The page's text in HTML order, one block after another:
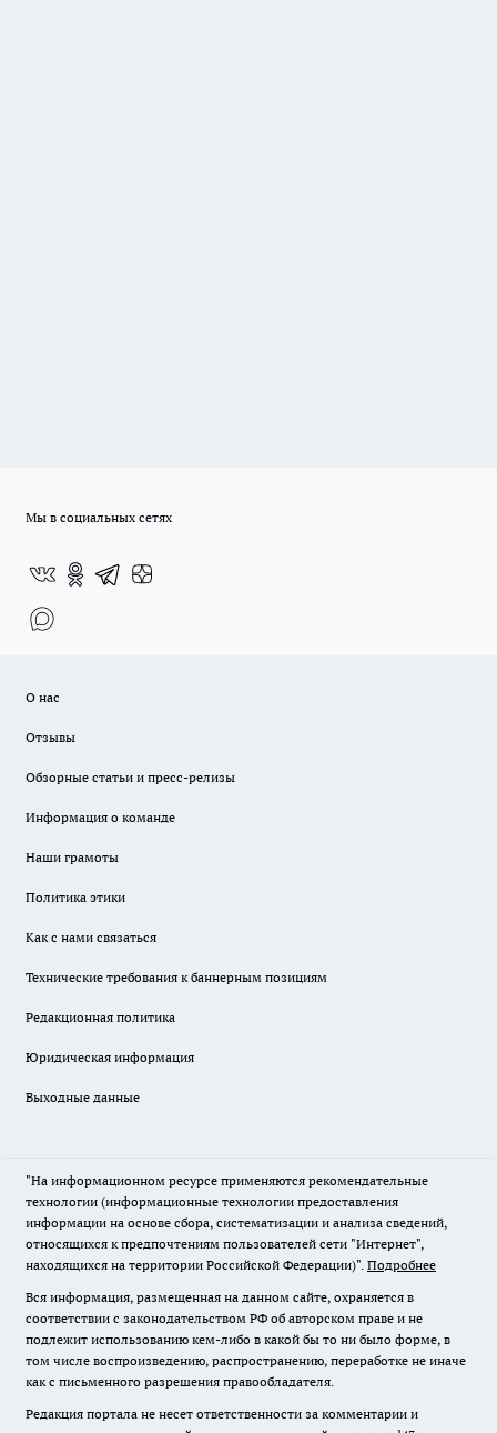
Мы в социальных сетях
О нас
Отзывы
Обзорные статьи и пресс-релизы
Информация о команде
Наши грамоты
Политика этики
Как с нами связаться
Технические требования к баннерным позициям
Редакционная политика
Юридическая информация
Выходные данные
"На информационном ресурсе применяются рекомендательные
технологии (информационные технологии предоставления
информации на основе сбора, систематизации и анализа сведений,
относящихся к предпочтениям пользователей сети "Интернет",
находящихся на территории Российской Федерации)". Подробнее
Вся информация, размещенная на данном сайте, охраняется в
соответствии с законодательством РФ об авторском праве и не
подлежит использованию кем-либо в какой бы то ни было форме, в
том числе воспроизведению, распространению, переработке не иначе
как с письменного разрешения правообладателя.
Редакция портала не несет ответственности за комментарии и